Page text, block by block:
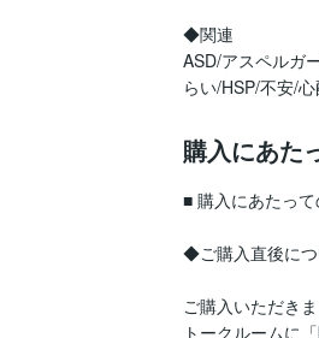
◆関連
ASD/アスペルガ
らい/HSP/不安/
購入にあた
■ 購入にあたっ
◆ご購入直後に
ご購入いただきま
トークルームに